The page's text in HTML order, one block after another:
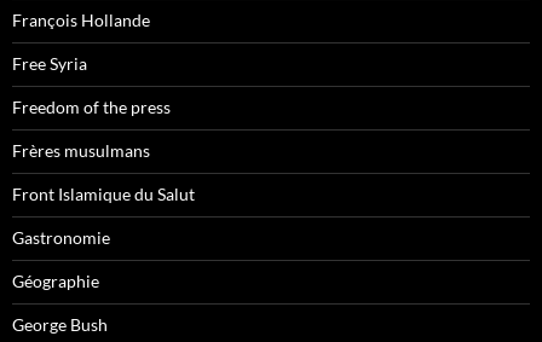
François Hollande
Free Syria
Freedom of the press
Frères musulmans
Front Islamique du Salut
Gastronomie
Géographie
George Bush